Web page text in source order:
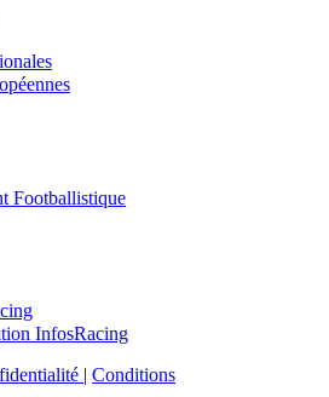
Footballistique
InfosRacing
| Conditions